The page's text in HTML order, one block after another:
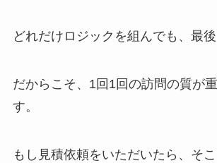
どれだけロジックを組んでも、最
だからこそ、1回1回の訪問の質が
す。
もし見積依頼をいただいたら、そ